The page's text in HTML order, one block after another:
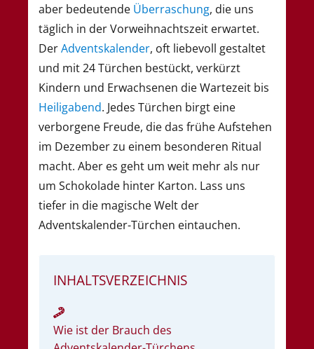
aber bedeutende Überraschung, die uns
täglich in der Vorweihnachtszeit erwartet.
DerAdventskalender, oft liebevoll gestaltet
und mit 24 Türchen bestückt, verkürzt
Kindern und Erwachsenen die Wartezeit bis
Heiligabend. Jedes Türchen birgt eine
verborgene Freude, die das frühe Aufstehen
im Dezember zu einem besonderen Ritual
macht. Aber es geht um weit mehr als nur
um Schokolade hinter Karton. Lass uns
tiefer in die magische Welt der
Adventskalender-Türchen eintauchen.
INHALTSVERZEICHNIS
Wie ist der Brauch des